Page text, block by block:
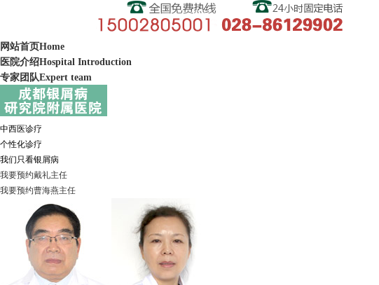
网站首页Home
医院介绍Hospital Introduction
专家团队Expert team
中西医诊疗
个性化诊疗
我们只看银屑病
我要预约戴礼主任
我要预约曹海燕主任